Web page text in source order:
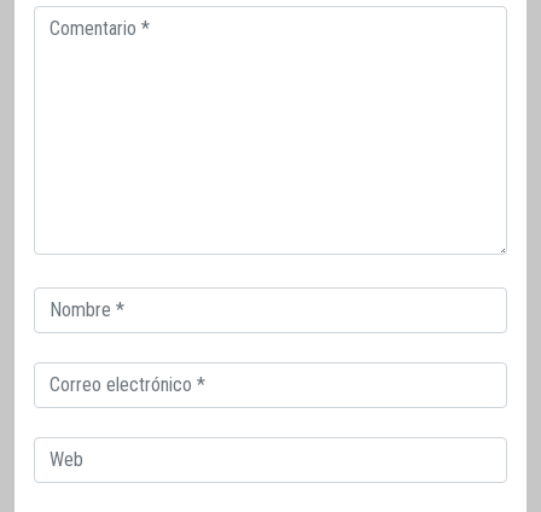
Comentario
Correo
electrónico
Correo
electrónico
Web